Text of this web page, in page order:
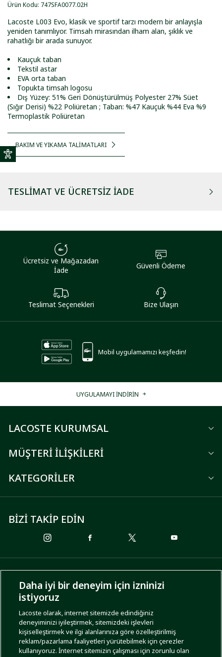
Ürün Kodu: 747SFA0077.02H
Lacoste L003 Evo, klasik ve sportif tarzı modern bir anlayışla
yeniden tanımlıyor. Timsah mirasından ilham alan, şıklık ve
rahatlığı bir arada sunuyor.
Kauçuk taban
Tekstil astar
EVA orta taban
Topukta timsah logosu
Dış Yüzey: 51% Geri Dönüştürülmüş Polyester 27% Süet
(Sığır Derisi) %22 Poliüretan ; Taban: %47 Kauçuk %44 Eva %9
Termoplastik Poliüretan
BAKIM VE YIKAMA TALİMATLARI
TESLIMAT VE ÜCRETSIZ İADE
Ücretsiz ve Mağazadan
İade
Güvenli Ödeme
Teslimat Seçenekleri Bize Ulaşın
Mobil uygulamamızı keşfedin!
UYGULAMAYI İNDİRİN
LACOSTE KURUMSAL
MÜŞTERİ İLİŞKİLERİ
KATEGORİLER
BİZİ TAKİP EDİN
ÖDEME SEÇENEKLERİ
KARGO SEÇENEKLERİ
Daha iyi bir deneyim için izninizi
istiyoruz
Lacoste olarak, internet sitemizde edindiğiniz
deneyiminizi iyileştirmek, sitemizdeki işlevleri
kişiselleştirmek ve ilgi alanlarınıza göre özelleştirilmiş
reklam/pazarlama faaliyetleri yürütebilmek için çerezler
kullanıyoruz. İnternet sitemizin çalışması için zorunlu olan